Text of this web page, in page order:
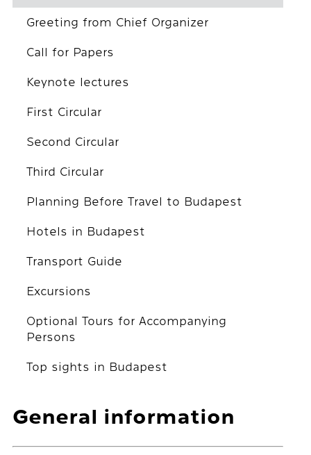
Greeting from Chief Organizer
Call for Papers
Keynote lectures
First Circular
Second Circular
Third Circular
Planning Before Travel to Budapest
Hotels in Budapest
Transport Guide
Excursions
Optional Tours for Accompanying
Persons
Top sights in Budapest
General information